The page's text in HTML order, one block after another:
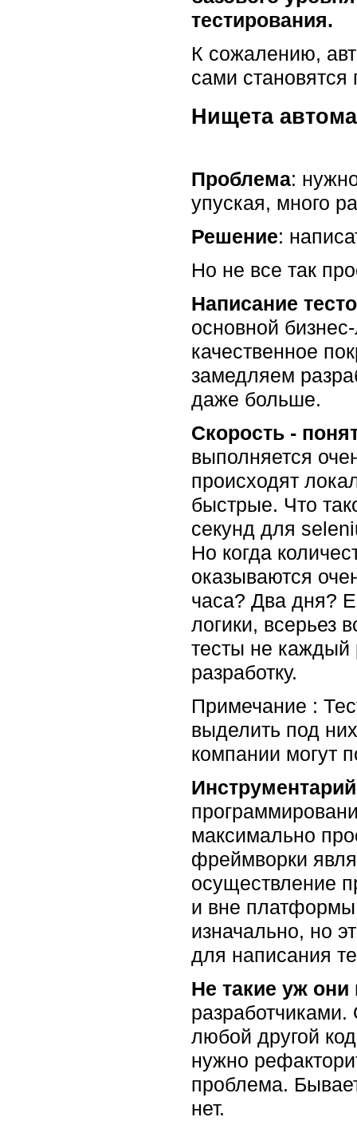
тестирования.
К сожалению,
сами
Нищета
Проблема:
упуская, много
Решение:
Но не все так
Написание
основной
качественное
замедляем
даже больше.
Скорость -
выполняется
происходят
быстрые. Что
секунд для
Но когда
оказываются
часа? Два дня?
логики, всерьез
тесты не каждый
разработку.
Примечание :
выделить под
компании могут
максимально
фреймворки
осуществление
и вне
изначально, но
для написания
Не такие уж
любой другой
нужно
проблема.
нет.